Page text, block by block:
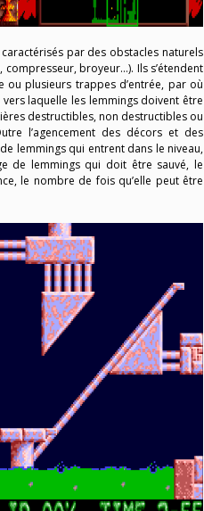
par des obstacles naturels
broyeur…). Ils s’étendent
ou plusieurs trappes d’entrée, par où
laquelle les lemmings doivent être
destructibles, non destructibles ou
l’agencement des décors et des
lemmings qui entrent dans le niveau,
de lemmings qui doit être sauvé, le
le nombre de fois qu’elle peut être